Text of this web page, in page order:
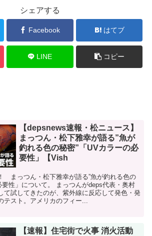
シェアする
Facebook はてブ
LINE コピー
【depsnews速報・松ニュース】
まっつん・松下雅幸が語る”魚が
釣れる色の秘密”「UVカラーの必
要性」【Vish
まっつん・松下雅幸が語る”魚が釣れる色の
要性」について。 まっつんがdeps代表・奥村
て試してきたのが、紫外線に反応して発色・発
テスト。アメリカのフィー...
【速報】住宅街で火事 消火活動